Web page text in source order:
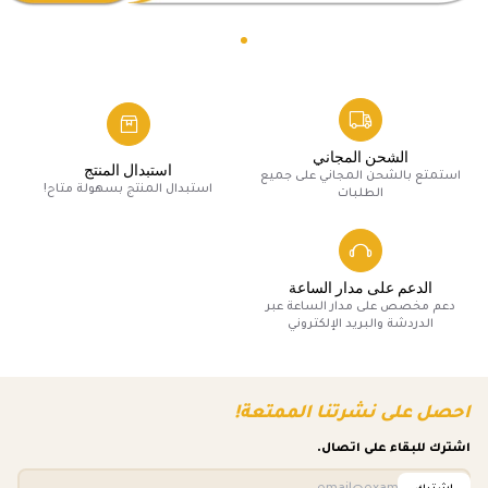
الشحن المجاني
استمتع بالشحن المجاني على جميع
الطلبات
استبدال المنتج
استبدال المنتج بسهولة متاح!
الدعم على مدار الساعة
دعم مخصص على مدار الساعة عبر
الدردشة والبريد الإلكتروني
احصل على نشرتنا الممتعة!
اشترك للبقاء على اتصال.